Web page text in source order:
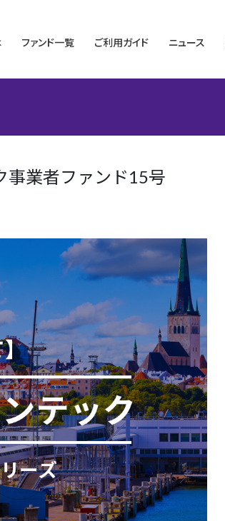
ファンド一覧 ご利用ガイド ニュース
事業者ファンド15号